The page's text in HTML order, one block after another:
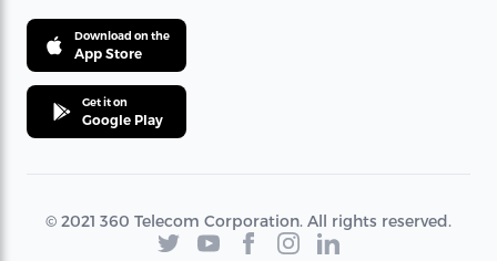
Download on the
App Store
Get it on
Google Play
© 2021 360 Telecom Corporation. All rights reserved.